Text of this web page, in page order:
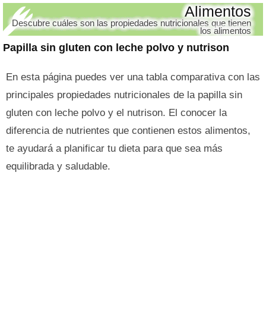
Papilla sin gluten con leche polvo y nutrison
Alimentos
Descubre cuáles son las propiedades nutricionales que tienen
los alimentos
En esta página puedes ver una tabla comparativa con las
principales propiedades nutricionales de la papilla sin
gluten con leche polvo y el nutrison. El conocer la
diferencia de nutrientes que contienen estos alimentos,
te ayudará a planificar tu dieta para que sea más
equilibrada y saludable.